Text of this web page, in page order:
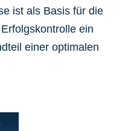
ist als Basis für die
ein
einer optimalen